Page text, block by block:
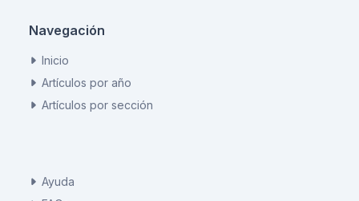
Navegación
Inicio
Artículos por año
Artículos por sección
Ayuda